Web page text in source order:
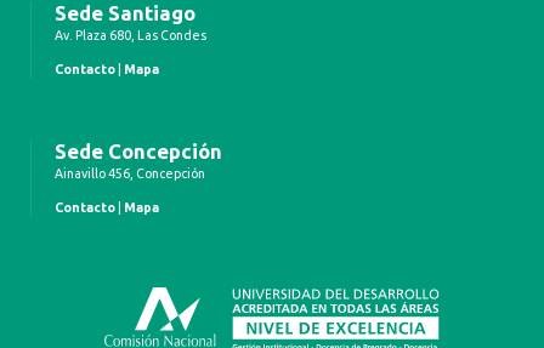
Sede Santiago
Av. Plaza 680, Las Condes
Contacto Mapa
Sede Concepción
Ainavillo 456, Concepción
Contacto Mapa